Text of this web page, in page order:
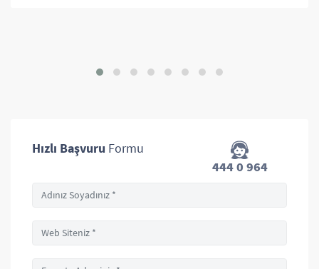
Hızlı Başvuru Formu
444 0 964